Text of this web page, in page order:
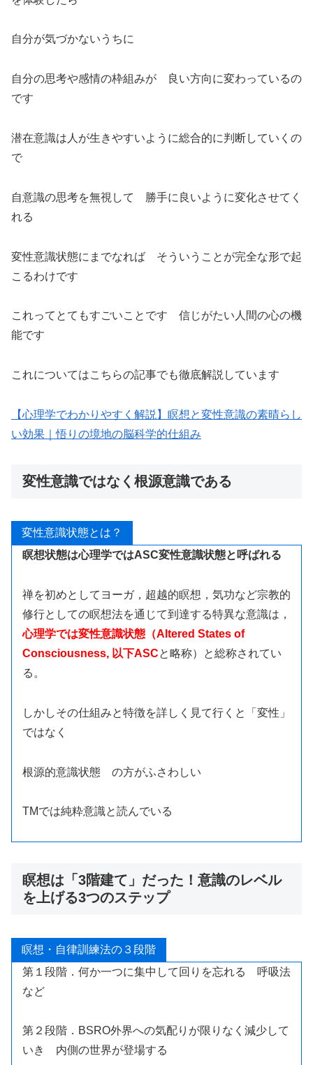
自分が気づかないうちに
自分の思考や感情の枠組みが 良い方向に変わっているの
です
潜在意識は人が生きやすいように総合的に判断していくの
で
自意識の思考を無視して 勝手に良いように変化させてく
れる
変性意識状態にまでなれば そういうことが完全な形で起
こるわけです
これってとてもすごいことです 信じがたい人間の心の機
能です
これについてはこちらの記事でも徹底解説しています
【心理学でわかりやすく解説】瞑想と変性意識の素晴らし
い効果｜悟りの境地の脳科学的仕組み
変性意識ではなく根源意識である
変性意識状態とは？
瞑想状態は心理学ではASC変性意識状態と呼ばれる
禅を初めとしてヨーガ，超越的瞑想，気功など宗教的
修行としての瞑想法を通じて到達する特異な意識は，
心理学では変性意識状態（Altered States of
Consciousness, 以下ASCと略称）と総称されてい
る。
しかしその仕組みと特徴を詳しく見て行くと「変性」
ではなく
根源的意識状態 の方がふさわしい
TMでは純粋意識と読んでいる
瞑想は「3階建て」だった！意識のレベル
を上げる3つのステップ
瞑想・自律訓練法の３段階
第１段階．何か一つに集中して回りを忘れる 呼吸法
など
第２段階．BSRO外界への気配りが限りなく減少して
いき 内側の世界が登場する